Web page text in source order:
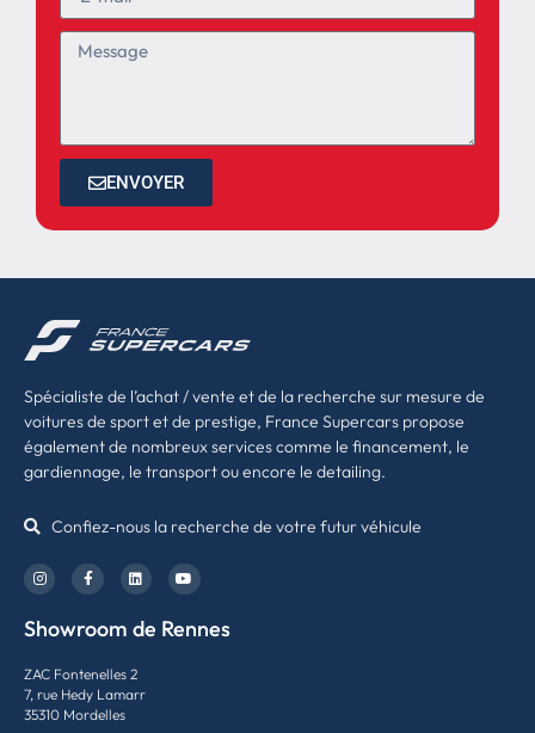
ENVOYER
Spécialiste de l’achat / vente et de la recherche sur mesure de
voitures de sport et de prestige, France Supercars propose
également de nombreux services comme le financement, le
gardiennage, le transport ou encore le detailing.
Confiez-nous la recherche de votre futur véhicule
Showroom de Rennes
ZAC Fontenelles 2
7, rue Hedy Lamarr
35310 Mordelles